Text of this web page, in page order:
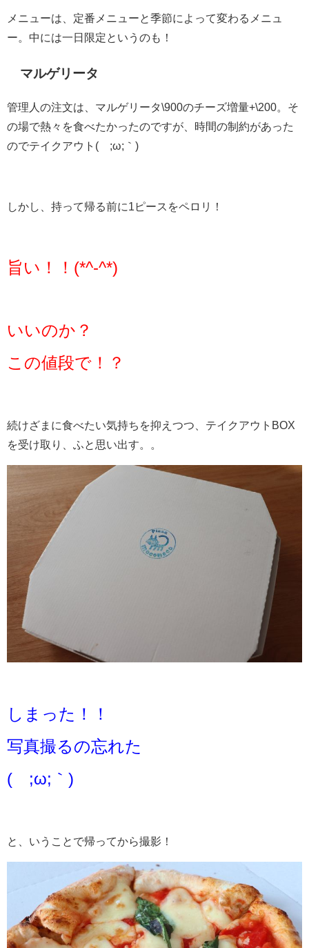
メニューは、定番メニューと季節によって変わるメニュ
ー。中には一日限定というのも！
マルゲリータ
管理人の注文は、マルゲリータ\900のチーズ増量+\200。そ
の場で熱々を食べたかったのですが、時間の制約があった
のでテイクアウト(´;ω;｀)
しかし、持って帰る前に1ピースをペロリ！
旨い！！(*^-^*)
いいのか？
この値段で！？
続けざまに食べたい気持ちを抑えつつ、テイクアウトBOX
を受け取り、ふと思い出す。。
しまった！！
写真撮るの忘れた
(´;ω;｀)
と、いうことで帰ってから撮影！